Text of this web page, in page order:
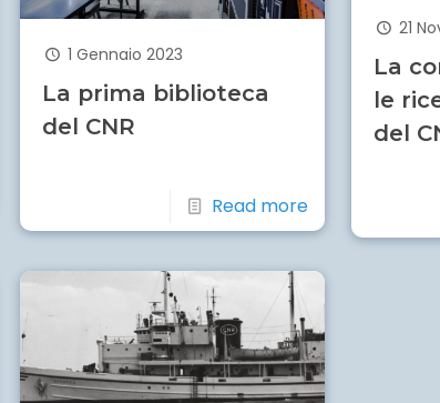
1 Gennaio 2023
La prima biblioteca
del CNR
Read more
21
La
le
del